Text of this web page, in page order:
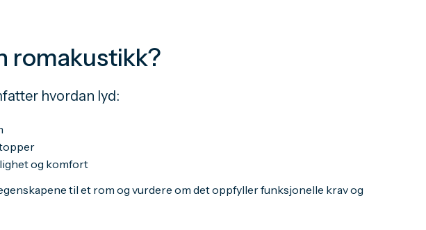
romakustikk?
hvordan lyd:
og komfort
til et rom og vurdere om det oppfyller funksjonelle krav og